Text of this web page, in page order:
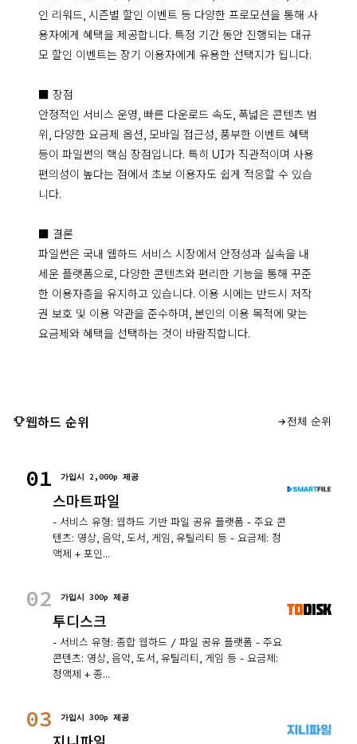
인 리워드, 시즌별 할인 이벤트 등 다양한 프로모션을 통해 사
용자에게 혜택을 제공합니다. 특정 기간 동안 진행되는 대규
모 할인 이벤트는 장기 이용자에게 유용한 선택지가 됩니다.
■ 장점
안정적인 서비스 운영, 빠른 다운로드 속도, 폭넓은 콘텐츠 범
위, 다양한 요금제 옵션, 모바일 접근성, 풍부한 이벤트 혜택
등이 파일썬의 핵심 장점입니다. 특히 UI가 직관적이며 사용
편의성이 높다는 점에서 초보 이용자도 쉽게 적응할 수 있습
니다.
■ 결론
파일썬은 국내 웹하드 서비스 시장에서 안정성과 실속을 내
세운 플랫폼으로, 다양한 콘텐츠와 편리한 기능을 통해 꾸준
한 이용자층을 유지하고 있습니다. 이용 시에는 반드시 저작
권 보호 및 이용 약관을 준수하며, 본인의 이용 목적에 맞는
요금제와 혜택을 선택하는 것이 바람직합니다.
웹하드 순위 전체 순위
01 가입시 2,000p 제공
스마트파일
- 서비스 유형: 웹하드 기반 파일 공유 플랫폼 - 주요 콘
텐츠: 영상, 음악, 도서, 게임, 유틸리티 등 - 요금제: 정
액제 + 포인...
02 가입시 300p 제공
투디스크
- 서비스 유형: 종합 웹하드 / 파일 공유 플랫폼 - 주요
콘텐츠: 영상, 음악, 도서, 유틸리티, 게임 등 - 요금제:
정액제 + 종...
03 가입시 300p 제공